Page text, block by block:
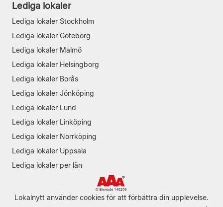
Lediga lokaler
Lediga lokaler Stockholm
Lediga lokaler Göteborg
Lediga lokaler Malmö
Lediga lokaler Helsingborg
Lediga lokaler Borås
Lediga lokaler Jönköping
Lediga lokaler Lund
Lediga lokaler Linköping
Lediga lokaler Norrköping
Lediga lokaler Uppsala
Lediga lokaler per län
Lokalnytt använder cookies för att förbättra din upplevelse.